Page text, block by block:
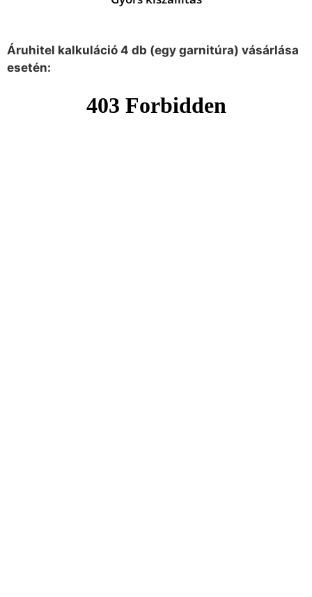
Áruhitel kalkuláció 4 db (egy garnitúra) vásárlása
esetén: